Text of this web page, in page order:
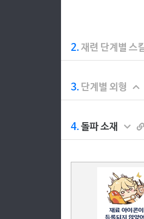
2. 재련 단계별 스
3. 단계별 외형
4. 돌파 소재